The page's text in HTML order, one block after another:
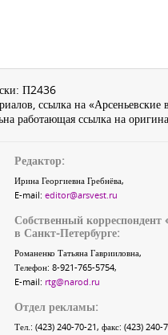
П2436
ссылка на «Арсеньевские
работающая ссылка на
Редактор:
Ирина Георгиевна Гребнёва,
E-mail: editor@arsvest.ru
Собственный корреспондент
в Санкт-Петербурге:
Романенко Татьяна Гаврииловна,
Телефон: 8-921-765-5754,
E-mail: rtg@narod.ru
Отдел рекламы:
Тел.: (423) 240-70-21, факс: (423) 240-